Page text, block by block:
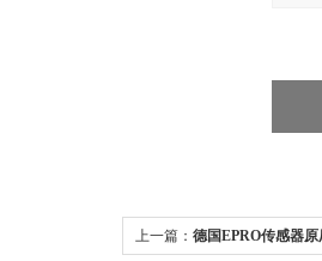
上一篇： 德国EPRO传感器原